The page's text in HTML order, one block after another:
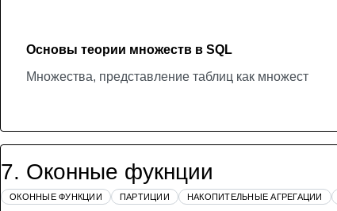
Основы теории множеств в SQL
Множества, представление таблиц как множест
7. Оконные фукнции
ОКОННЫЕ ФУНКЦИИ ПАРТИЦИИ НАКОПИТЕЛЬНЫЕ АГРЕГАЦИИ